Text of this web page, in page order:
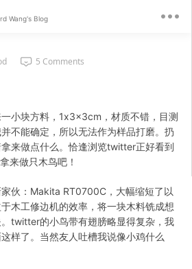
Wang's Blog
5 Comments
小块方料，1x3x3cm，材质不错，目测
不能确定，所以无法作为样品打磨。扔
来做点什么。恰逢浏览twitter正好看到
来做只木鸟吧！
家伙：Makita RT0700C，大幅缩短了以
木工修边机的效率，将一块木料铣成想
twitter的小鸟带有翅膀略显得复杂，我
样了。当然友人吐槽我说像小鸡什么